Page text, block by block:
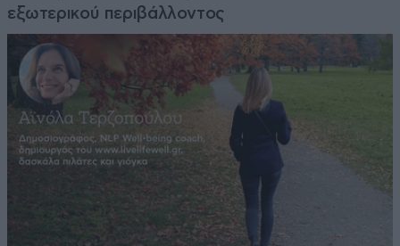
εξωτερικού περιβάλλοντος